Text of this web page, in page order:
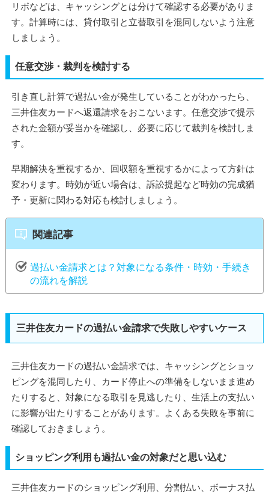
リボなどは、キャッシングとは分けて確認する必要がありま
す。計算時には、貸付取引と立替取引を混同しないよう注意
しましょう。
任意交渉・裁判を検討する
引き直し計算で過払い金が発生していることがわかったら、
三井住友カードへ返還請求をおこないます。任意交渉で提示
された金額が妥当かを確認し、必要に応じて裁判を検討しま
す。
早期解決を重視するか、回収額を重視するかによって方針は
変わります。時効が近い場合は、訴訟提起など時効の完成猶
予・更新に関わる対応も検討しましょう。
関連記事
過払い金請求とは？対象になる条件・時効・手続き
の流れを解説
三井住友カードの過払い金請求で失敗しやすいケース
三井住友カードの過払い金請求では、キャッシングとショッ
ピングを混同したり、カード停止への準備をしないまま進め
たりすると、対象になる取引を見逃したり、生活上の支払い
に影響が出たりすることがあります。よくある失敗を事前に
確認しておきましょう。
ショッピング利用も過払い金の対象だと思い込む
三井住友カードのショッピング利用、分割払い、ボーナス払